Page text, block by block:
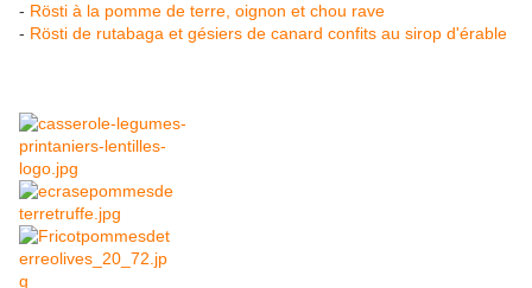
- Rösti à la pomme de terre, oignon et chou rave
- Rösti de rutabaga et gésiers de canard confits au sirop d'érable